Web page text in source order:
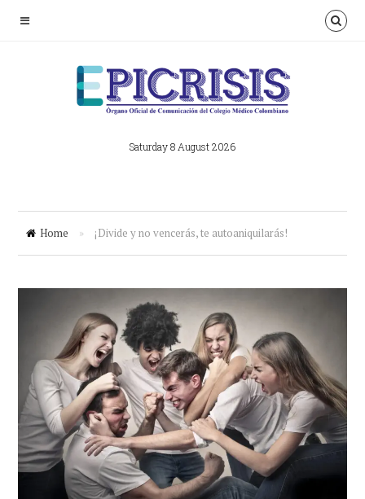
Saturday 8 August 2026
Home » ¡Divide y no vencerás, te autoaniquilarás!